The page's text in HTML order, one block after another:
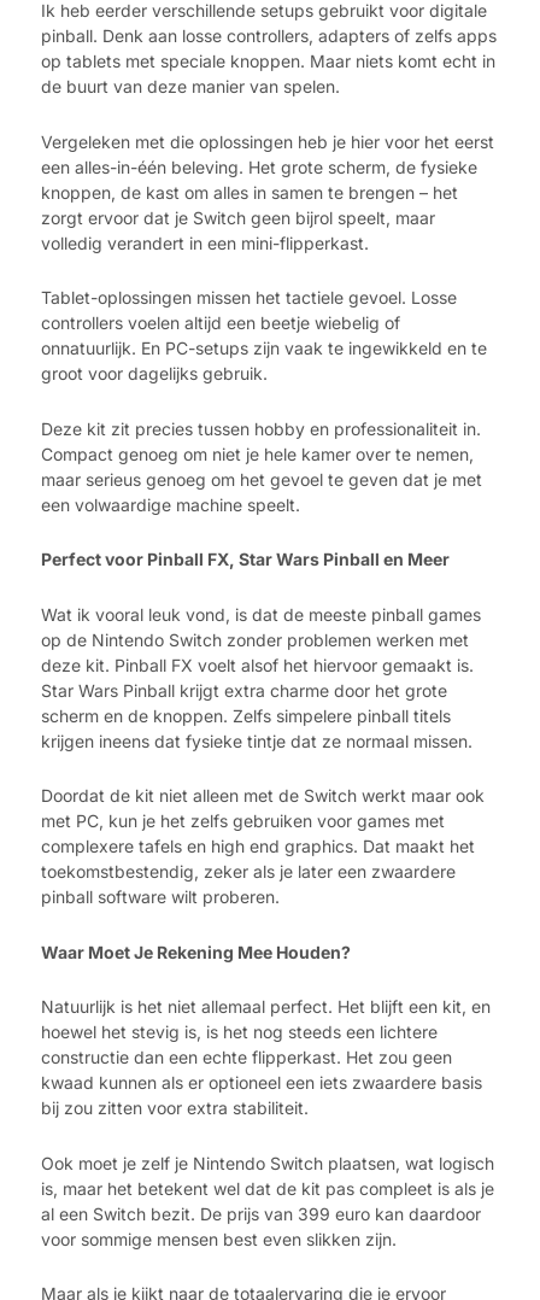
Ik heb eerder verschillende setups gebruikt voor digitale
pinball. Denk aan losse controllers, adapters of zelfs apps
op tablets met speciale knoppen. Maar niets komt echt in
de buurt van deze manier van spelen.
Vergeleken met die oplossingen heb je hier voor het eerst
een alles-in-één beleving. Het grote scherm, de fysieke
knoppen, de kast om alles in samen te brengen – het
zorgt ervoor dat je Switch geen bijrol speelt, maar
volledig verandert in een mini-flipperkast.
Tablet-oplossingen missen het tactiele gevoel. Losse
controllers voelen altijd een beetje wiebelig of
onnatuurlijk. En PC-setups zijn vaak te ingewikkeld en te
groot voor dagelijks gebruik.
Deze kit zit precies tussen hobby en professionaliteit in.
Compact genoeg om niet je hele kamer over te nemen,
maar serieus genoeg om het gevoel te geven dat je met
een volwaardige machine speelt.
Perfect voor Pinball FX, Star Wars Pinball en Meer
Wat ik vooral leuk vond, is dat de meeste pinball games
op de Nintendo Switch zonder problemen werken met
deze kit. Pinball FX voelt alsof het hiervoor gemaakt is.
Star Wars Pinball krijgt extra charme door het grote
scherm en de knoppen. Zelfs simpelere pinball titels
krijgen ineens dat fysieke tintje dat ze normaal missen.
Doordat de kit niet alleen met de Switch werkt maar ook
met PC, kun je het zelfs gebruiken voor games met
complexere tafels en high end graphics. Dat maakt het
toekomstbestendig, zeker als je later een zwaardere
pinball software wilt proberen.
Waar Moet Je Rekening Mee Houden?
Natuurlijk is het niet allemaal perfect. Het blijft een kit, en
hoewel het stevig is, is het nog steeds een lichtere
constructie dan een echte flipperkast. Het zou geen
kwaad kunnen als er optioneel een iets zwaardere basis
bij zou zitten voor extra stabiliteit.
Ook moet je zelf je Nintendo Switch plaatsen, wat logisch
is, maar het betekent wel dat de kit pas compleet is als je
al een Switch bezit. De prijs van 399 euro kan daardoor
voor sommige mensen best even slikken zijn.
Maar als je kijkt naar de totaalervaring die je ervoor